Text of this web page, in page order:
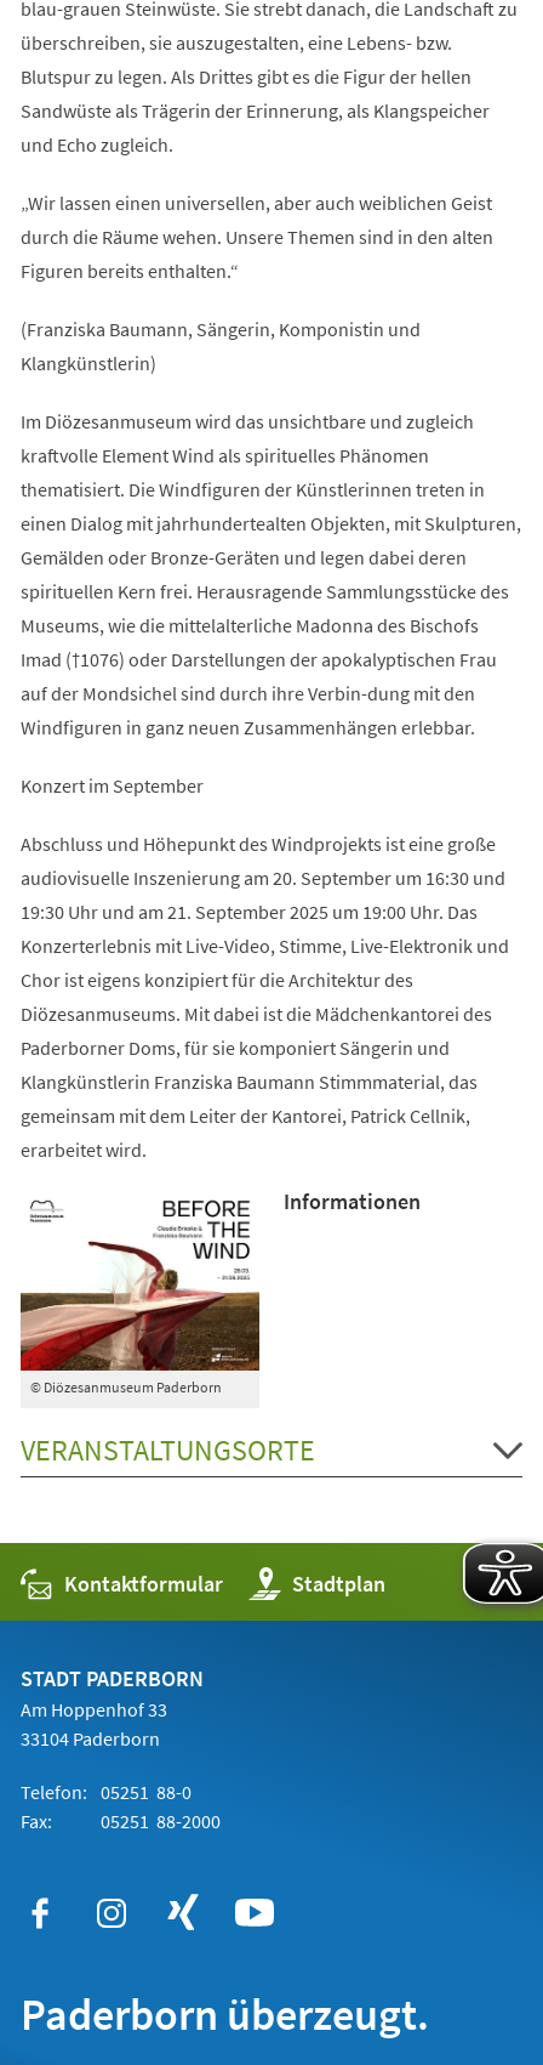
blau-grauen Steinwüste. Sie strebt danach, die Landschaft zu
überschreiben, sie auszugestalten, eine Lebens- bzw.
Blutspur zu legen. Als Drittes gibt es die Figur der hellen
Sandwüste als Trägerin der Erinnerung, als Klangspeicher
und Echo zugleich.
„Wir lassen einen universellen, aber auch weiblichen Geist
durch die Räume wehen. Unsere Themen sind in den alten
Figuren bereits enthalten.“
(Franziska Baumann, Sängerin, Komponistin und
Klangkünstlerin)
Im Diözesanmuseum wird das unsichtbare und zugleich
kraftvolle Element Wind als spirituelles Phänomen
thematisiert. Die Windfiguren der Künstlerinnen treten in
einen Dialog mit jahrhundertealten Objekten, mit Skulpturen,
Gemälden oder Bronze-Geräten und legen dabei deren
spirituellen Kern frei. Herausragende Sammlungsstücke des
Museums, wie die mittelalterliche Madonna des Bischofs
Imad (†1076) oder Darstellungen der apokalyptischen Frau
auf der Mondsichel sind durch ihre Verbin-dung mit den
Windfiguren in ganz neuen Zusammenhängen erlebbar.
Konzert im September
Abschluss und Höhepunkt des Windprojekts ist eine große
audiovisuelle Inszenierung am 20. September um 16:30 und
19:30 Uhr und am 21. September 2025 um 19:00 Uhr. Das
Konzerterlebnis mit Live-Video, Stimme, Live-Elektronik und
Chor ist eigens konzipiert für die Architektur des
Diözesanmuseums. Mit dabei ist die Mädchenkantorei des
Paderborner Doms, für sie komponiert Sängerin und
Klangkünstlerin Franziska Baumann Stimmmaterial, das
gemeinsam mit dem Leiter der Kantorei, Patrick Cellnik,
erarbeitet wird.
© Diözesanmuseum Paderborn
Informationen
VERANSTALTUNGSORTE
Kontaktformular Stadtplan
(Öffnet
in
einem
STADT PADERBORN
Am Hoppenhof 33
33104 Paderborn
Telefon: 05251 88-0
Fax:
05251 88-2000
Paderborn überzeugt.